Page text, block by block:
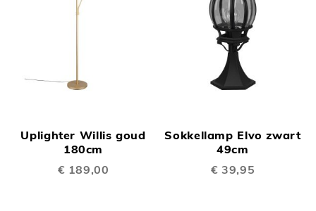
Uplighter Willis goud
180cm
€ 189,00
Sokkellamp Elvo zwart
49cm
€ 39,95